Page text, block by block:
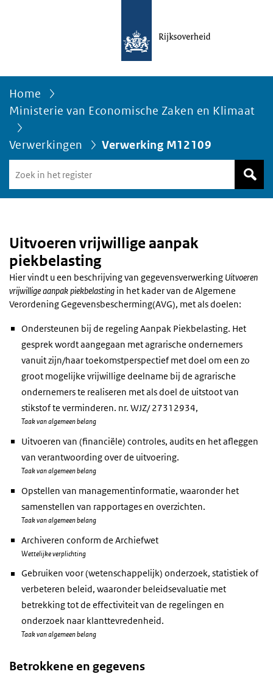
Home
Ministerie van Economische Zaken en Klimaat
Verwerkingen Verwerking M12109
in
het
Uitvoeren vrijwillige aanpak
piekbelasting
Hier vindt u een beschrijving van gegevensverwerking Uitvoeren
vrijwillige aanpak piekbelasting in het kader van de Algemene
Verordening Gegevensbescherming(AVG), met als doelen:
Ondersteunen bij de regeling Aanpak Piekbelasting. Het
gesprek wordt aangegaan met agrarische ondernemers
vanuit zijn/haar toekomstperspectief met doel om een zo
groot mogelijke vrijwillige deelname bij de agrarische
ondernemers te realiseren met als doel de uitstoot van
stikstof te verminderen. nr. WJZ/ 27312934,
Taak van algemeen belang
Uitvoeren van (financiële) controles, audits en het afleggen
van verantwoording over de uitvoering.
Taak van algemeen belang
Opstellen van managementinformatie, waaronder het
samenstellen van rapportages en overzichten.
Taak van algemeen belang
Archiveren conform de Archiefwet
Wettelijke verplichting
Gebruiken voor (wetenschappelijk) onderzoek, statistiek of
verbeteren beleid, waaronder beleidsevaluatie met
betrekking tot de effectiviteit van de regelingen en
onderzoek naar klanttevredenheid.
Taak van algemeen belang
Betrokkene en gegevens